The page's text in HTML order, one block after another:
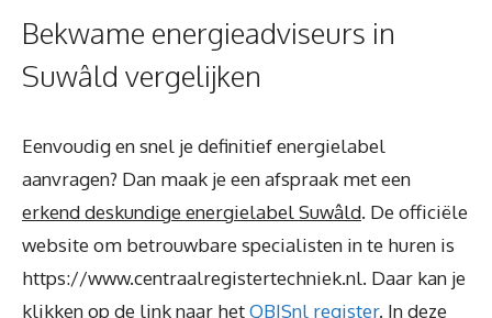
Bekwame energieadviseurs in
Suwâld vergelijken
Eenvoudig en snel je definitief energielabel
aanvragen? Dan maak je een afspraak met een
erkend deskundige energielabel Suwâld. De officiële
website om betrouwbare specialisten in te huren is
https://www.centraalregistertechniek.nl. Daar kan je
klikken op de link naar hetQBISnl register. In deze